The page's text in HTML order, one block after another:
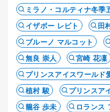
ミラノ・コルティナ冬季
イザボー レビト
田
ブルーノ マルコット
無良 崇人
宮崎 花凜
プリンスアイスワールド
植村 駿
プリンスア
籠谷 歩未
ロランス